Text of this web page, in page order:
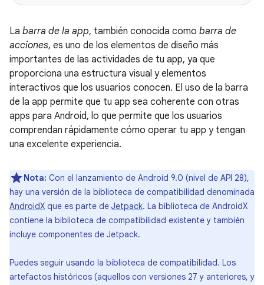
La barra de la app, también conocida como barra de
acciones, es uno de los elementos de diseño más
importantes de las actividades de tu app, ya que
proporciona una estructura visual y elementos
interactivos que los usuarios conocen. El uso de la barra
de la app permite que tu app sea coherente con otras
apps para Android, lo que permite que los usuarios
comprendan rápidamente cómo operar tu app y tengan
una excelente experiencia.
Nota: Con el lanzamiento de Android 9.0 (nivel de API 28),
hay una versión de la biblioteca de compatibilidad denominada
AndroidX que es parte de Jetpack. La biblioteca de AndroidX
contiene la biblioteca de compatibilidad existente y también
incluye componentes de Jetpack.
Puedes seguir usando la biblioteca de compatibilidad. Los
artefactos históricos (aquellos con versiones 27 y anteriores, y